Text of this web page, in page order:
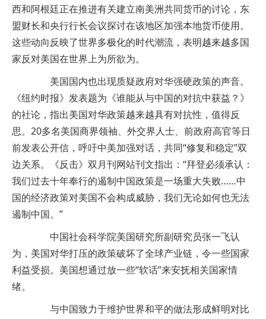
西和阿根廷正在推进有关建立南美洲共同货币的讨论，东
盟财长和央行行长会议探讨在该地区加强本地货币使用。
这些动向反映了世界多极化的时代潮流，表明越来越多国
家反对美国在世界上为所欲为。
美国国内也出现质疑政府对华强硬政策的声音。
《纽约时报》发表题为《谁能从与中国的对抗中获益？》
的社论，指出美国对华政策越来越具有对抗性，值得反
思。20多名美国商界领袖、外交界人士、前政府高官等日
前发表公开信，呼吁中美加强对话，共同“修复和稳定”双
边关系。《反击》双月刊网站刊文指出：“拜登必须承认：
我们过去十年奉行的遏制中国政策是一场重大失败……中
国的经济政策对美国不会构成威胁，我们无论如何也无法
遏制中国。”
中国社会科学院美国研究所副研究员张一飞认
为，美国对华打压的政策破坏了全球产业链，令一些国家
利益受损。美国想通过放一些“软话”来安抚相关国家情
绪。
与中国致力于维护世界和平的做法形成鲜明对比